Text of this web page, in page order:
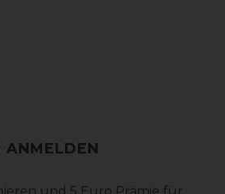
ANMELDEN